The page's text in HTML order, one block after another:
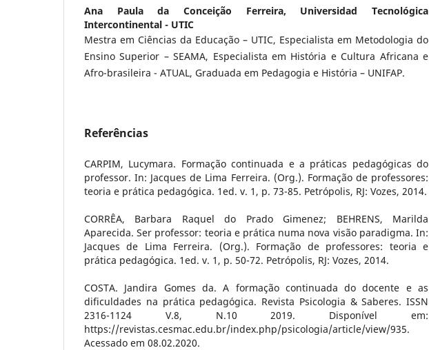
Ana Paula da Conceição Ferreira, Universidad Tecnológica
Intercontinental - UTIC
Mestra em Ciências da Educação – UTIC, Especialista em Metodologia do
Ensino Superior – SEAMA, Especialista em História e Cultura Africana e
Afro-brasileira - ATUAL, Graduada em Pedagogia e História – UNIFAP.
Referências
CARPIM, Lucymara. Formação continuada e a práticas pedagógicas do
professor. In: Jacques de Lima Ferreira. (Org.). Formação de professores:
teoria e prática pedagógica. 1ed. v. 1, p. 73-85. Petrópolis, RJ: Vozes, 2014.
CORRÊA, Barbara Raquel do Prado Gimenez; BEHRENS, Marilda
Aparecida. Ser professor: teoria e prática numa nova visão paradigma. In:
Jacques de Lima Ferreira. (Org.). Formação de professores: teoria e
prática pedagógica. 1ed. v. 1, p. 50-72. Petrópolis, RJ: Vozes, 2014.
COSTA. Jandira Gomes da. A formação continuada do docente e as
dificuldades na prática pedagógica. Revista Psicologia & Saberes. ISSN
2316-1124 V.8, N.10 2019. Disponível em:
https://revistas.cesmac.edu.br/index.php/psicologia/article/view/935.
Acessado em 08.02.2020.